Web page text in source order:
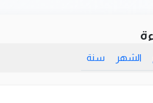
الشهر سنة